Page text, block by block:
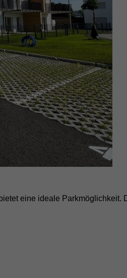
eine ideale